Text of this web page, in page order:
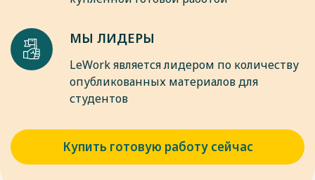
https://modern-pedagogy.ru/journal/2025/345678 (дата
обращения: 25.10.2025).
Весь текст будет доступен
МЫ ЛИДЕРЫ
LeWork является лидером по количеству
опубликованных материалов для
студентов
Купить готовую работу сейчас